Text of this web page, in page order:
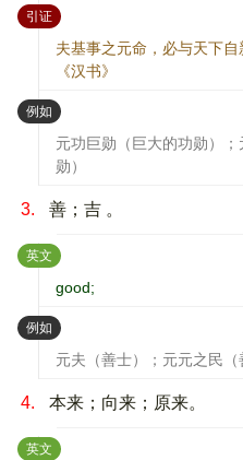
引证：
夫基事之元命，必与天下
《汉书》
例如 ：
元功巨勋（巨大的功勋）
勋）
3. 善；吉 。
英文 ：
good;
例如 ：
元夫（善士）；元元之民（
4. 本来；向来；原来。
英文 ：